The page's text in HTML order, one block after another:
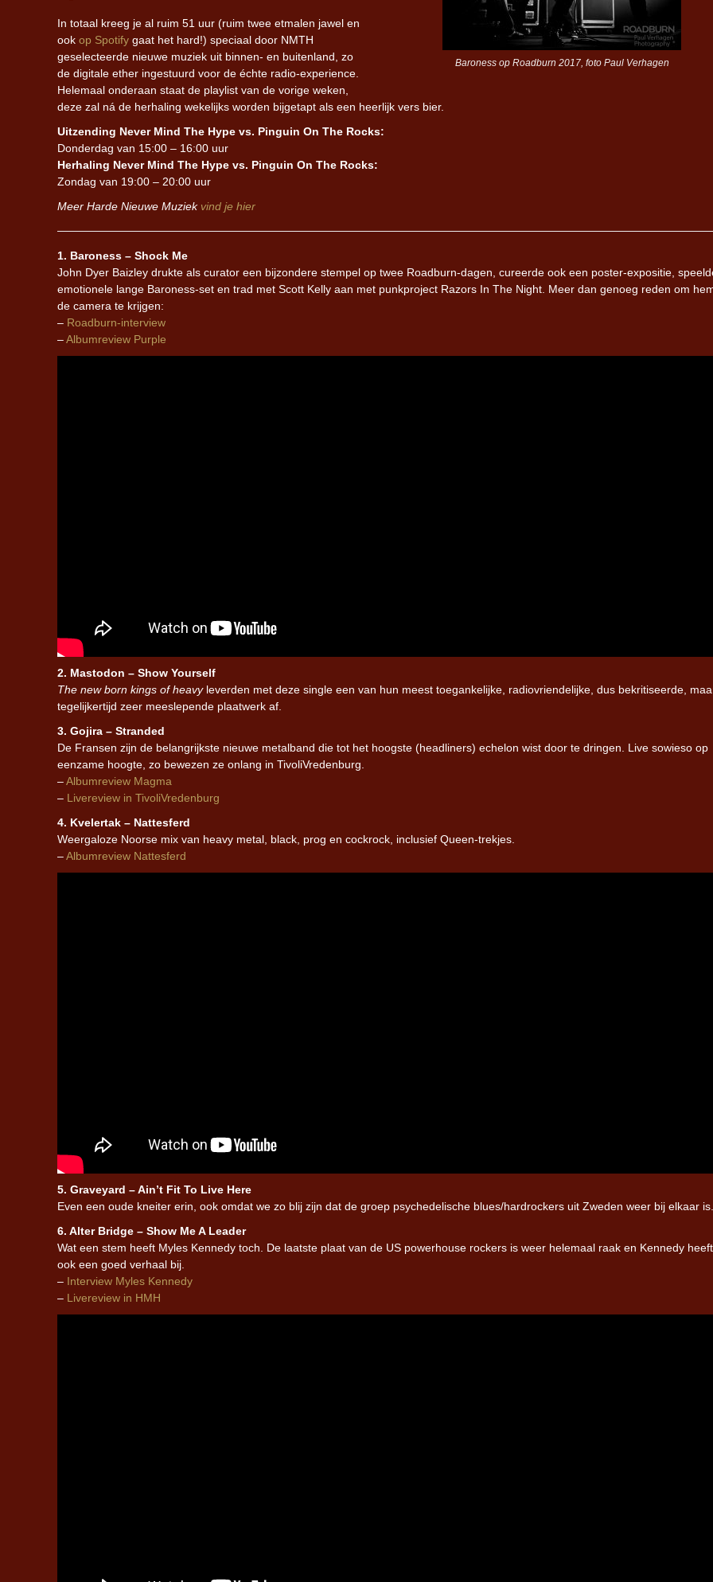
Baroness op Roadburn 2017, foto Paul Verhagen
In totaal kreeg je al ruim 51 uur (ruim twee etmalen jawel en
ook op Spotify gaat het hard!) speciaal door NMTH
geselecteerde nieuwe muziek uit binnen- en buitenland, zo
de digitale ether ingestuurd voor de échte radio-experience.
Helemaal onderaan staat de playlist van de vorige weken,
deze zal ná de herhaling wekelijks worden bijgetapt als een heerlijk vers bier.
Uitzending Never Mind The Hype vs. Pinguin On The Rocks:
Donderdag van 15:00 – 16:00 uur
Herhaling Never Mind The Hype vs. Pinguin On The Rocks:
Zondag van 19:00 – 20:00 uur
Meer Harde Nieuwe Muziek vind je hier
1. Baroness – Shock Me
John Dyer Baizley drukte als curator een bijzondere stempel op twee Roadburn-dagen, cureerde ook een poster-expositie,
emotionele lange Baroness-set en trad met Scott Kelly aan met punkproject Razors In The Night. Meer dan genoeg reden om
de camera te krijgen:
– Roadburn-interview
–Albumreview Purple
2. Mastodon – Show Yourself
The new born kings of heavyleverden met deze single een van hun meest toegankelijke, radiovriendelijke, dus bekritiseerde,
tegelijkertijd zeer meeslepende plaatwerk af.
3. Gojira – Stranded
De Fransen zijn de belangrijkste nieuwe metalband die tot het hoogste (headliners) echelon wist door te dringen. Live sowieso op
eenzame hoogte, zo bewezen ze onlang in TivoliVredenburg.
–Albumreview Magma
– Livereview in TivoliVredenburg
4. Kvelertak – Nattesferd
Weergaloze Noorse mix van heavy metal, black, prog en cockrock, inclusief Queen-trekjes.
–Albumreview Nattesferd
5. Graveyard – Ain’t Fit To Live Here
Even een oude kneiter erin, ook omdat we zo blij zijn dat de groep psychedelische blues/hardrockers uit Zweden weer bij elkaar is.
6. Alter Bridge – Show Me A Leader
Wat een stem heeft Myles Kennedy toch. De laatste plaat van de US powerhouse rockers is weer helemaal raak en Kennedy
ook een goed verhaal bij.
– Interview Myles Kennedy
– Livereview in HMH